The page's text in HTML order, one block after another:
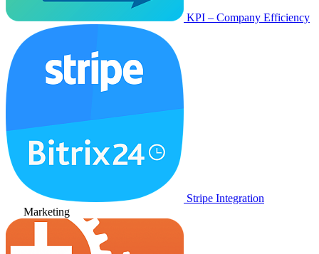
KPI – Company Efficiency
Stripe Integration
Marketing